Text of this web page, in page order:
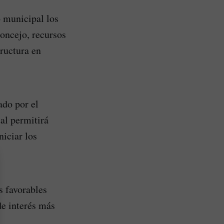
municipal los
recursos
en
por el
permitirá
los
favorables
interés más